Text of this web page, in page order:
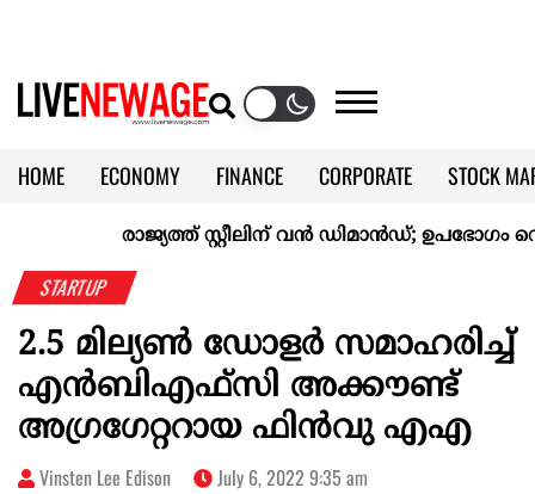
HOME ECONOMY FINANCE CORPORATE
STOCK
KERALA @70
രാജ്യത്ത് സ്റ്റീലിന് വൻ ഡിമാൻഡ്; ഉപഭോഗം
STARTUP
2.5 മില്യൺ ഡോളർ സമാഹരിച്ച്
എൻബിഎഫ്സി അക്കൗണ്ട്
അഗ്രഗേറ്ററായ ഫിൻവു എഎ
Vinsten Lee Edison July 6, 2022 9:35 am